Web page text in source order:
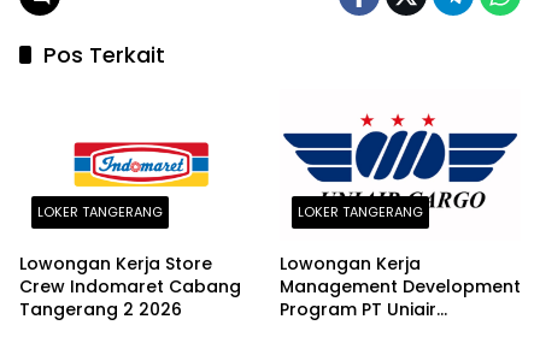
Pos Terkait
LOKER TANGERANG
Lowongan Kerja Store
Crew Indomaret Cabang
Tangerang 2 2026
LOKER TANGERANG
Lowongan Kerja
Management Development
Program PT Uniair